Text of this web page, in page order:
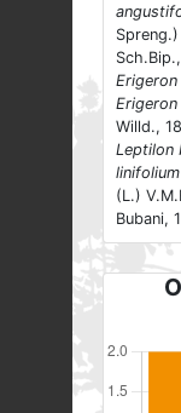
Erigeron
Willd.,
Leptilon
linifolium
(L.)
Bubani,